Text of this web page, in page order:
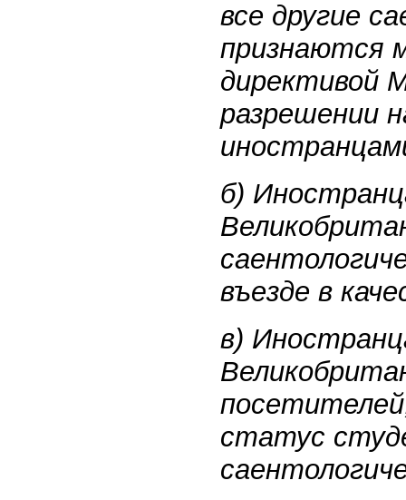
все другие
признаются
директивой
разрешении
б)
въезде в
в)
статус